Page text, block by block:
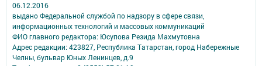
06.12.2016
выдано Федеральной службой по надзору в сфере связи,
информационных технологий и массовых коммуникаций
ФИО главного редактора: Юсупова Резида Махмутовна
Адрес редакции: 423827, Республика Татарстан, город Набережные
Челны, бульвар Юных Ленинцев, д.9